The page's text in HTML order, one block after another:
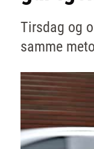
Tirsdag og
samme